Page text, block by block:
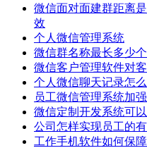
微信面对面建群距离
效
个人微信管理系统
微信群名称最长多少
微信客户管理软件对
个人微信聊天记录怎
员工微信管理系统加
微信定制开发系统可
公司怎样实现员工的
工作手机软件如何保